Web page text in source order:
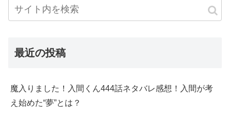
最近の投稿
魔入りました！入間くん444話ネタバレ感想！入間が考
え始めた“夢”とは？